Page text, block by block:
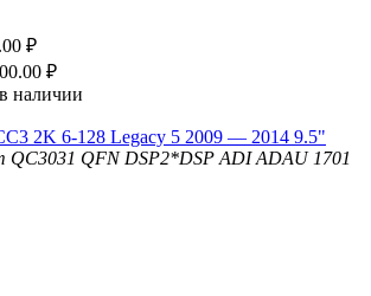
₽
₽
наличии
2K 6-128 Legacy 5 2009 — 2014 9.5"
QC3031 QFN DSP2*DSP ADI ADAU 1701